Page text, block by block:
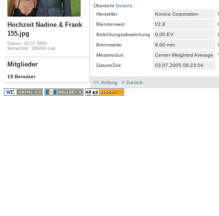
Hochzeit Nadine & Frank
155.jpg
Datum: 02.07.2005
Betrachtet: 166494 mal
Mitglieder
19 Benutzer
Übersicht Details
Hersteller
Konica Corporation
Blendenwert
f/2,8
Belichtungsabweichung
0,00 EV
Brennweite
8,00 mm
Messmodus
Center Weighted Average
Datum/Zeit
03.07.2005 08:23:04
<< Anfang < Zurück